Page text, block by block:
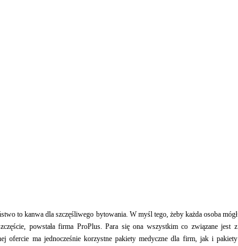
to kanwa dla szczęśliwego bytowania. W myśl tego, żeby każda osoba mógł
powstała firma ProPlus. Para się ona wszystkim co związane jest z
ofercie ma jednocześnie korzystne pakiety medyczne dla firm, jak i pakiety